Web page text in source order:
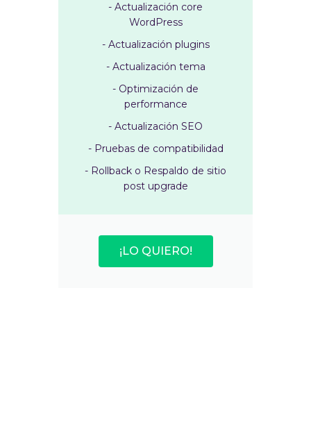
- Actualización core
WordPress
- Actualización plugins
- Actualización tema
- Optimización de
performance
- Actualización SEO
- Pruebas de compatibilidad
- Rollback o Respaldo de sitio
post upgrade
¡LO QUIERO!